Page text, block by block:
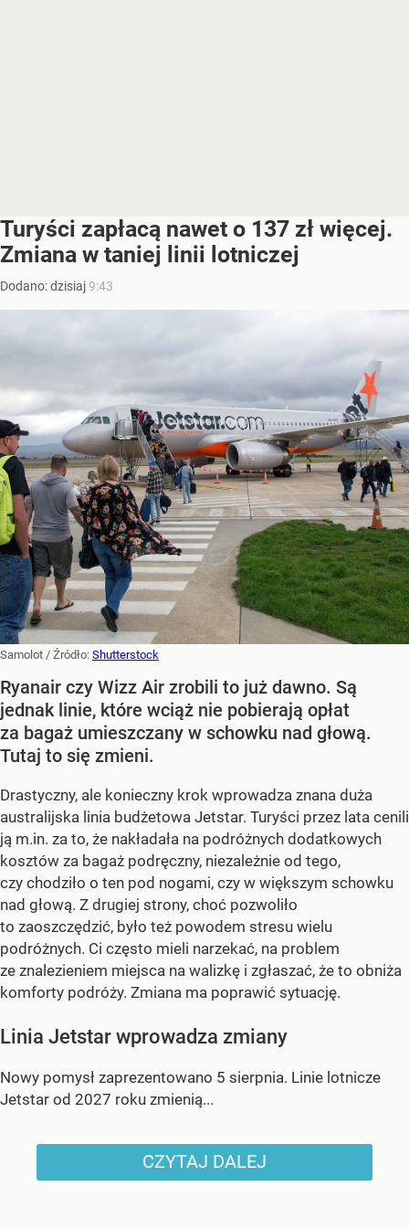
Turyści zapłacą nawet o 137 zł więcej.
Zmiana w taniej linii lotniczej
Dodano:dzisiaj9:43
Samolot / Źródło: Shutterstock
Ryanair czy Wizz Air zrobili to już dawno. Są
jednak linie, które wciąż nie pobierają opłat
za bagaż umieszczany w schowku nad głową.
Tutaj to się zmieni.
Drastyczny, ale konieczny krok wprowadza znana duża
australijska linia budżetowa Jetstar. Turyści przez lata cenili
ją m.in. za to, że nakładała na podróżnych dodatkowych
kosztów za bagaż podręczny, niezależnie od tego,
czy chodziło o ten pod nogami, czy w większym schowku
nad głową. Z drugiej strony, choć pozwoliło
to zaoszczędzić, było też powodem stresu wielu
podróżnych. Ci często mieli narzekać, na problem
ze znalezieniem miejsca na walizkę i zgłaszać, że to obniża
komforty podróży. Zmiana ma poprawić sytuację.
Linia Jetstar wprowadza zmiany
Nowy pomysł zaprezentowano 5 sierpnia. Linie lotnicze
Jetstar od 2027 roku zmienią...
CZYTAJ DALEJ